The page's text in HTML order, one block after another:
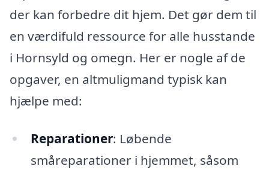
der kan forbedre dit hjem. Det gør dem til
en værdifuld ressource for alle husstande
i Hornsyld og omegn. Her er nogle af de
opgaver, en altmuligmand typisk kan
hjælpe med:
Reparationer: Løbende
småreparationer i hjemmet, såsom